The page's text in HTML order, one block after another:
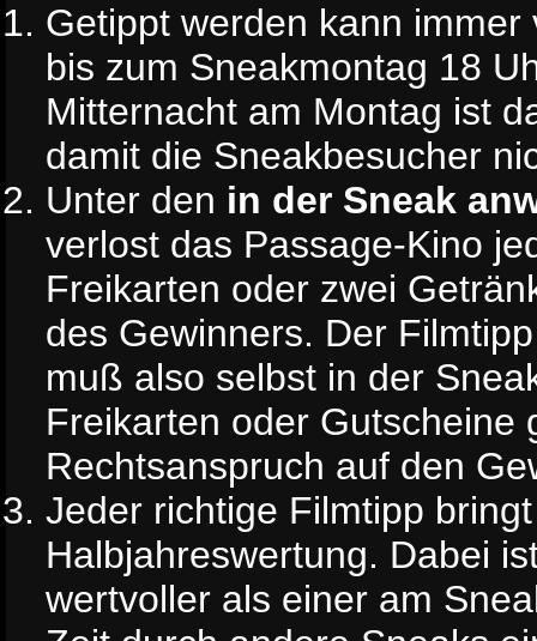
Getippt werden kann
bis zum Sneakmontag 18
Mitternacht am Montag ist
damit die Sneakbesucher
Unter den in der Sneak
verlost das Passage-Kino
Freikarten oder zwei
des Gewinners. Der
muß also selbst in der
Freikarten oder Gutscheine
Rechtsanspruch auf den
Jeder richtige Filmtipp
Halbjahreswertung. Dabei
wertvoller als einer am